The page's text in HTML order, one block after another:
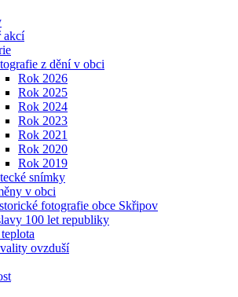
akcí
z dění v obci
Rok 2026
Rok 2025
Rok 2024
Rok 2023
Rok 2021
Rok 2020
Rok 2019
snímky
v obci
fotografie obce Skřipov
100 let republiky
ovzduší